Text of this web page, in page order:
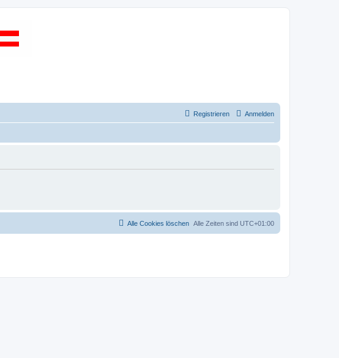
Anmelden
Registrieren
Alle Zeiten sind UTC+01:00
Alle Cookies löschen